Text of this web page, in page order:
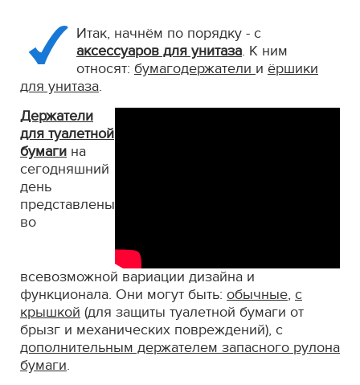
Итак, начнём по порядку - с
аксессуаров для унитаза. К ним
относят: бумагодержатели и ёршики
для унитаза.
Держатели
для туалетной
бумаги на
сегодняшний
день
представлены
во
всевозможной вариации дизайна и
функционала. Они могут быть: обычные, с
крышкой (для защиты туалетной бумаги от
брызг и механических повреждений), с
дополнительным держателем запасного рулона
бумаги.